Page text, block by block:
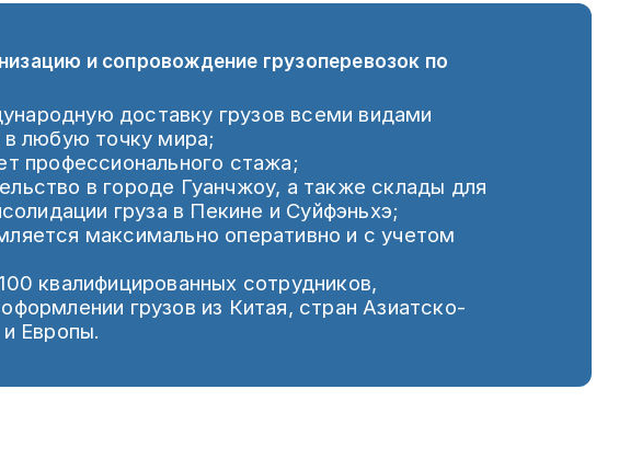
и сопровождение грузоперевозок по
доставку грузов всеми видами
в любую точку мира;
профессионального стажа;
в городе Гуанчжоу, а также склады для
груза в Пекине и Суйфэньхэ;
максимально оперативно и с учетом
квалифицированных сотрудников,
грузов из Китая, стран Азиатско-
Европы.